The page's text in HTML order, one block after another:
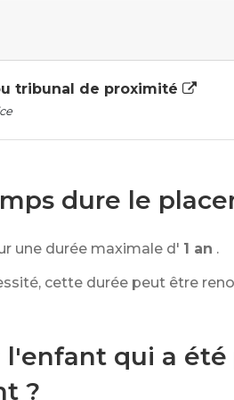
tribunal de proximité
dure le
une durée maximale d' 1 an .
cette durée peut être
l'enfant qui a
?